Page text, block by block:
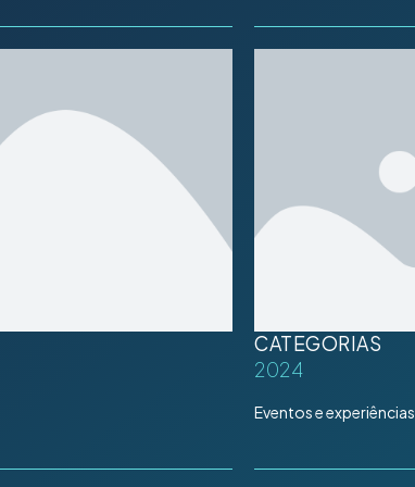
CATEGORIAS
2024
Eventos e experiências